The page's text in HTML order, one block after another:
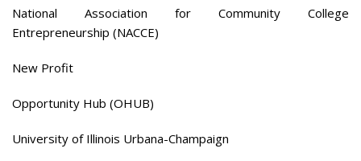
National Association for Community College
Entrepreneurship (NACCE)
New Profit
Opportunity Hub (OHUB)
University of Illinois Urbana-Champaign